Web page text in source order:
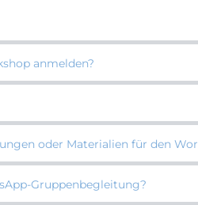
anmelden?
oder Materialien für den
Gruppenbegleitung?